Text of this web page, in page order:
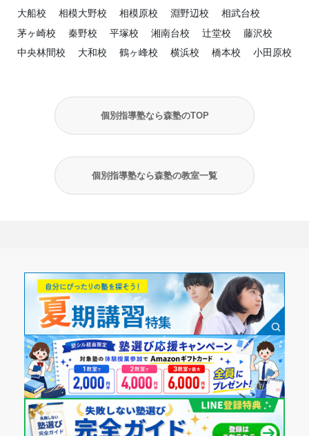
大船校
相模大野校 相模原校 淵野辺校
相武台校
茅ヶ崎校
秦野校 平塚校 湘南台校 辻堂校
藤沢校
中央林間校
大和校 鶴ヶ峰校 横浜校 橋本校 小田原校
個別指導塾なら森塾のTOP
個別指導塾なら森塾の教室一覧